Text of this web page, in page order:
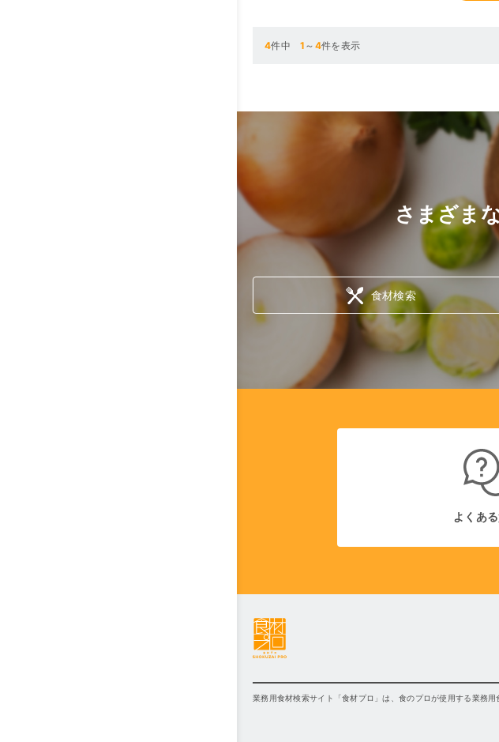
4件中1 ～ 4件を表示
さまざま
食材検索
よくあ
業務用食材検索サイト「食材プロ」は、食のプロが使用する業務